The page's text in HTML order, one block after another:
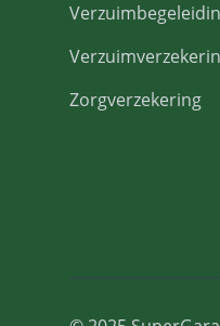
Zorgverzekering